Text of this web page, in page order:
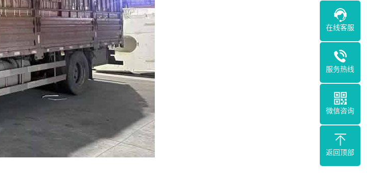
在线客服
服务热线
微信咨询
返回顶部